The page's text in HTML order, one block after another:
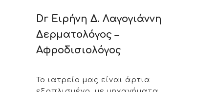
Dr Ειρήνη Δ. Λαγογιάννη
Δερματολόγος –
Αφροδισιολόγος
Το ιατρείο μας είναι άρτια